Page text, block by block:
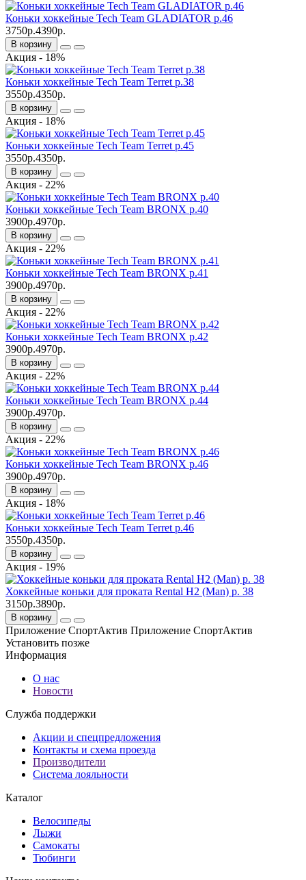
Коньки хоккейные Tech Team GLADIATOR р.46
3750р.4390р.
В корзину
Акция - 18%
Коньки хоккейные Tech Team Terret р.38
3550р.4350р.
В корзину
Акция - 18%
Коньки хоккейные Tech Team Terret р.45
3550р.4350р.
В корзину
Акция - 22%
Коньки хоккейные Tech Team BRONX р.40
3900р.4970р.
В корзину
Акция - 22%
Коньки хоккейные Tech Team BRONX р.41
3900р.4970р.
В корзину
Акция - 22%
Коньки хоккейные Tech Team BRONX р.42
3900р.4970р.
В корзину
Акция - 22%
Коньки хоккейные Tech Team BRONX р.44
3900р.4970р.
В корзину
Акция - 22%
Коньки хоккейные Tech Team BRONX р.46
3900р.4970р.
В корзину
Акция - 18%
Коньки хоккейные Tech Team Terret р.46
3550р.4350р.
В корзину
Акция - 19%
Хоккейные коньки для проката Rental H2 (Man) р. 38
3150р.3890р.
В корзину
Приложение СпортАктив Приложение СпортАктив
Установить позже
Информация
О нас
Новости
Служба поддержки
Акции и спецпредложения
Контакты и схема проезда
Производители
Система лояльности
Каталог
Велосипеды
Лыжи
Самокаты
Тюбинги